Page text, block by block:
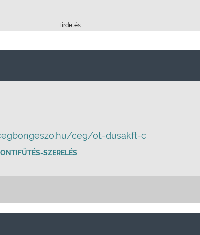
Hirdetés
ceg/ot-dusakft-c
SZERELÉS